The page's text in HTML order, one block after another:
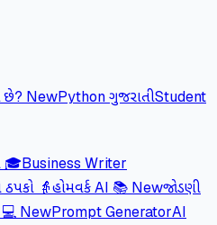
છે? NewPython ગુજરાતીStudent
🎓Business Writer
ઠપકો 👵હોમવર્ક AI 📚 Newજોડણી
NewPrompt GeneratorAI